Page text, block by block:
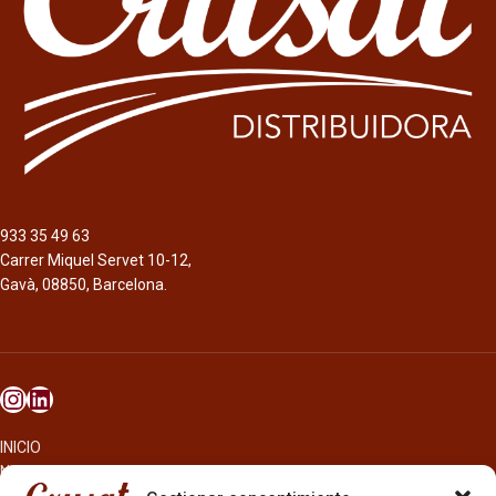
Descripción
Bebidas de alcohol mix de origen
estonio, de 4,7% alc./vol., cuya
fabricación nació en Reino Unido por
el prusiano Albert von Le Coq.
Actualmente es propiedad de la
empresa finlandesa Olvi y produce
muchos tipos de bebidas, incluidas
933 35 49 63
Carrer Miquel Servet 10-12,
Gavà, 08850, Barcelona.
INICIO
NOSOTROS